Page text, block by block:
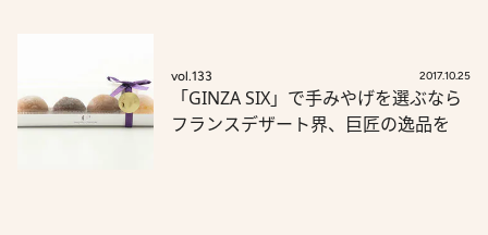
vol.133 2017.10.25
「GINZA SIX」で手みやげを選ぶなら
フランスデザート界、巨匠の逸品を